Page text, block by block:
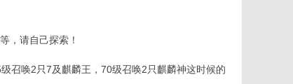
，请自己探索！
召唤2只7及麒麟王，70级召唤2只麒麟神这时候的